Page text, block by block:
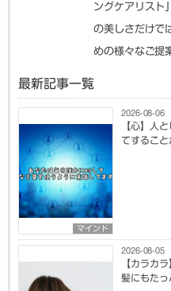
ングケアリスト
の美しさだけで
めの様々なご提
最新記事一覧
マインド
2026-08-06
【心】人
てすること
2026-08-05
【カラカ
髪にもたっ